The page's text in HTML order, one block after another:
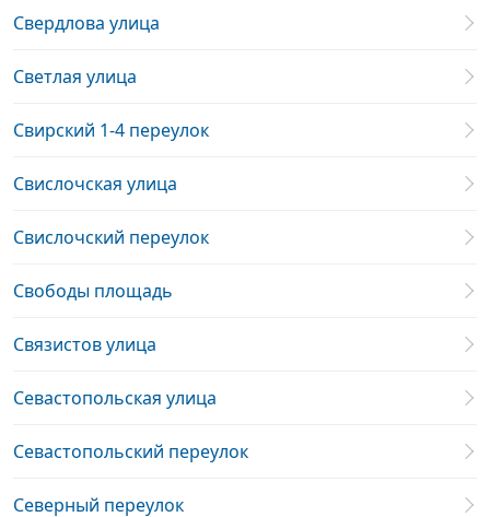
Свердлова улица
Светлая улица
Свирский 1-4 переулок
Свислочская улица
Свислочский переулок
Свободы площадь
Связистов улица
Севастопольская улица
Севастопольский переулок
Северный переулок